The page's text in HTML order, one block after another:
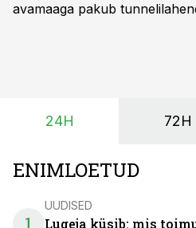
avamaaga pakub
24H 72H
ENIMLOETUD
UUDISED
Lugeja küsib: mis